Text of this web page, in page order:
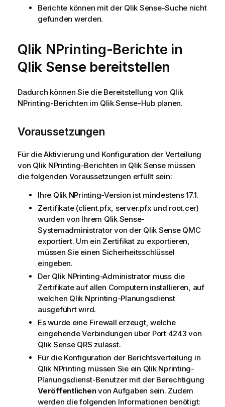
Berichte können mit der Qlik Sense-Suche nicht
gefunden werden.
Qlik NPrinting-Berichte in
Qlik Sense bereitstellen
Dadurch können Sie die Bereitstellung von Qlik
NPrinting-Berichten im Qlik Sense-Hub planen.
Voraussetzungen
Für die Aktivierung und Konfiguration der Verteilung
von Qlik NPrinting-Berichten in Qlik Sensemüssen
die folgenden Voraussetzungen erfüllt sein:
Ihre Qlik NPrinting-Version ist mindestens 17.1.
Zertifikate (client.pfx, server.pfx und root.cer)
wurden von Ihrem Qlik Sense-
Systemadministrator von der Qlik Sense QMC
exportiert. Um ein Zertifikat zu exportieren,
müssen Sie einen Sicherheitsschlüssel
eingeben.
Der Qlik NPrinting-Administrator muss die
Zertifikate auf allen Computern installieren, auf
welchen Qlik Nprinting-Planungsdienst
ausgeführt wird.
Es wurde eine Firewall erzeugt, welche
eingehende Verbindungen über Port 4243 von
Qlik Sense QRS zulässt.
Für die Konfiguration der Berichtsverteilung in
Qlik NPrinting müssen Sie ein Qlik Nprinting-
Planungsdienst-Benutzer mit der Berechtigung
Veröffentlichenvon Aufgaben sein. Zudem
werden die folgenden Informationen benötigt: